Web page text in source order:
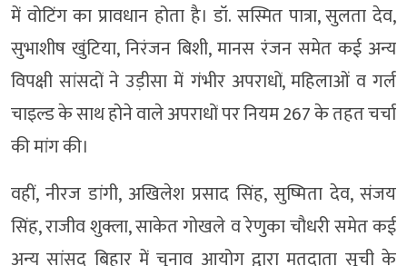
में वोटिंग का प्रावधान होता है। डॉ. सस्मित पात्रा, सुलता देव,
सुभाशीष खुंटिया, निरंजन बिशी, मानस रंजन समेत कई अन्य
विपक्षी सांसदों ने उड़ीसा में गंभीर अपराधों, महिलाओं व गर्ल
चाइल्ड के साथ होने वाले अपराधों पर नियम 267 के तहत चर्चा
की मांग की।
वहीं, नीरज डांगी, अखिलेश प्रसाद सिंह, सुष्मिता देव, संजय
सिंह, राजीव शुक्ला, साकेत गोखले व रेणुका चौधरी समेत कई
अन्य सांसद बिहार में चुनाव आयोग द्वारा मतदाता सूची के